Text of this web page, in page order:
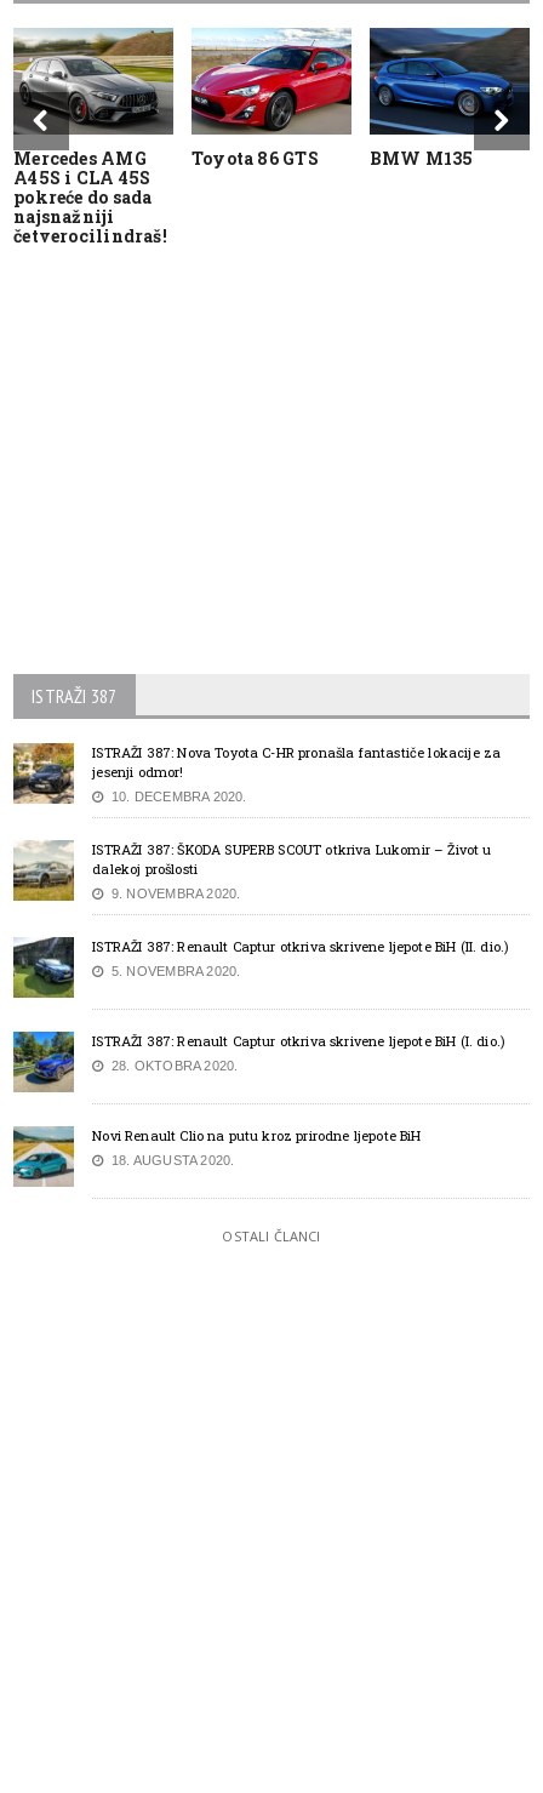
Mercedes AMG
A45S i CLA 45S
pokreće do sada
najsnažniji
četverocilindraš!
Toyota 86 GTS BMW M135
ISTRAŽI 387
ISTRAŽI 387: Nova Toyota C-HR pronašla fantastiče lokacije za
jesenji odmor!
10. DECEMBRA 2020.
ISTRAŽI 387: ŠKODA SUPERB SCOUT otkriva Lukomir – Život u
dalekoj prošlosti
9. NOVEMBRA 2020.
ISTRAŽI 387: Renault Captur otkriva skrivene ljepote BiH (II. dio.)
5. NOVEMBRA 2020.
ISTRAŽI 387: Renault Captur otkriva skrivene ljepote BiH (I. dio.)
28. OKTOBRA 2020.
Novi Renault Clio na putu kroz prirodne ljepote BiH
18. AUGUSTA 2020.
OSTALI ČLANCI